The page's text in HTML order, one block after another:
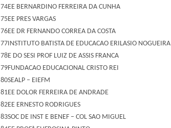
74EE BERNARDINO FERREIRA DA CUNHA
75EE PRES VARGAS
76EE DR FERNANDO CORREA DA COSTA
77INSTITUTO BATISTA DE EDUCACAO ERILASIO NOGUEIRA
78E DO SESI PROF LUIZ DE ASSIS FRANCA
79FUNDACAO EDUCACIONAL CRISTO REI
80SEALP – EIEFM
81EE DOLOR FERREIRA DE ANDRADE
82EE ERNESTO RODRIGUES
83SOC DE INST E BENEF – COL SAO MIGUEL